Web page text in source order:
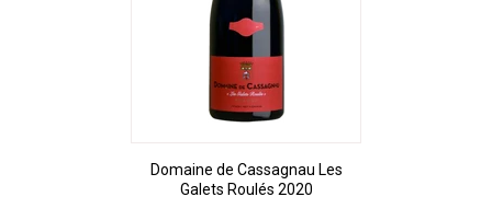
Domaine de Cassagnau Les
Galets Roulés 2020